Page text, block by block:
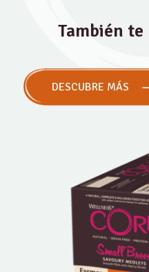
También
DESCUBRE MÁS